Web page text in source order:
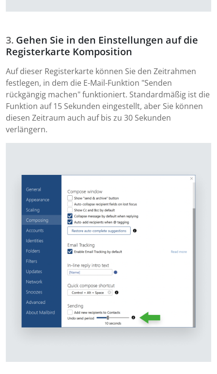
Gehen Sie in den Einstellungen auf die
Registerkarte Komposition
Auf dieser Registerkarte können Sie den Zeitrahmen
festlegen, in dem die E-Mail-Funktion "Senden
rückgängig machen" funktioniert. Standardmäßig ist die
Funktion auf 15 Sekunden eingestellt, aber Sie können
diesen Zeitraum auch auf bis zu 30 Sekunden
verlängern.